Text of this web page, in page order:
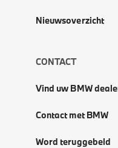
Nieuwsoverzicht
CONTACT
Vind uw BMW
Contact met BMW
Word teruggebeld